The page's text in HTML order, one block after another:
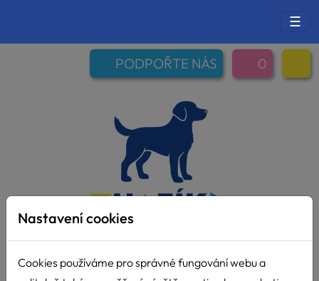
☰
PODPOŘTE NÁS 0
Nastavení cookies
Cookies používáme pro správné fungování webu a